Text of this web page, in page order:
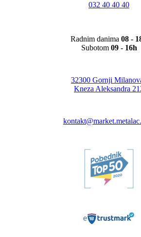
032 40 40 40
Radnim danima 08 -
Subotom 09 - 16h
32300 Gornji
Kneza Aleksandra